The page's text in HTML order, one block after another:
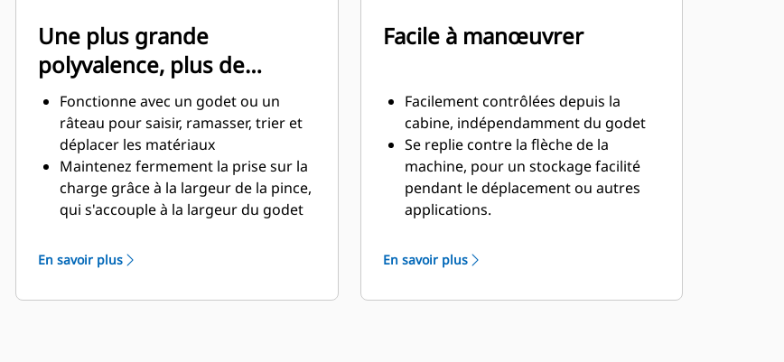
Une plus grande
polyvalence, plus de
productivité
Fonctionne avec un godet ou un
râteau pour saisir, ramasser, trier et
déplacer les matériaux
Maintenez fermement la prise sur la
charge grâce à la largeur de la pince,
qui s'accouple à la largeur du godet
pince et le godet ou râteau grâce à la
courbure unique et la denture de la
pince
En savoir plus
Facile à manœuvrer
Facilement contrôlées depuis la
cabine, indépendamment du godet
Se replie contre la flèche de la
machine, pour un stockage facilité
pendant le déplacement ou autres
applications.
maintenance et du fonctionnement
général font des pinces un
accessoire plus simple et au coût
En savoir plus